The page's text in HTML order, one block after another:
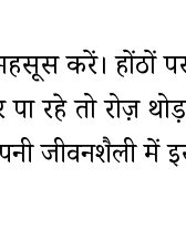
करें। होंठों
रहे तो रोज़
जीवनशैली में